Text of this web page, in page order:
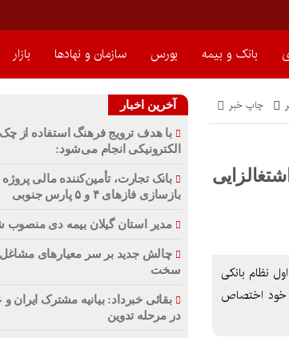
بانک و بیمه بورس سازمان و نهادها بازار
چاپ خبر
نظام بانکی
خود اختصاص
آخرین اخبار
با هدف ترویج فرهنگ استفاده از
الکترونیکی انجام می‌شود:
بانک تجارت، تأمین‌کننده مالی پروژه
بازسازی فازهای ۴ و ۵ پارس جنوبی
مدیر استان گیلان بیمه دی منصوب
چالش جدید بر سر معیارهای مشاغل
سخت
بقائی خبرداد: بیانیه مشترک ایران
در مرحله تدوین